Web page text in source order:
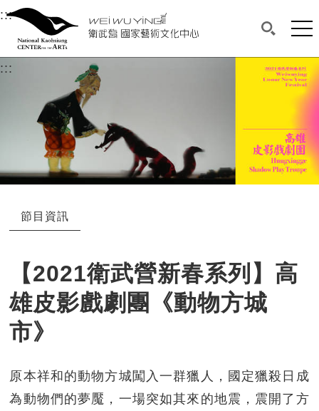
衛武營國家藝術文化中心
中央內容區塊，為本頁主要內容區。
:::選單連結區塊，此區塊列有本網站主要連結。
衛武營國家藝術文化中心
搜尋(開
網
::: 中央內容區塊，為本頁主要內容區。
節目資訊
【2021衛武營新春系列】高
雄皮影戲劇團《動物方城
市》
原本祥和的動物方城闖入一群獵人，國定獵殺日成
為動物們的夢魘，一場突如其來的地震，震開了方